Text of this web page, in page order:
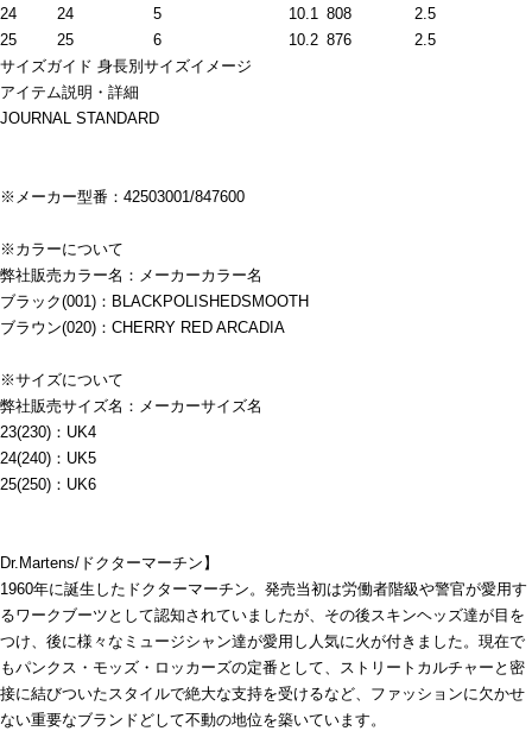
24
24 5 10.1 808
2.5
25
25 6 10.2 876
2.5
サイズガイド 身長別サイズイメージ
アイテム説明・詳細
JOURNAL STANDARD
※メーカー型番：42503001/847600
※カラーについて
弊社販売カラー名：メーカーカラー名
ブラック(001)：BLACKPOLISHEDSMOOTH
ブラウン(020)：CHERRY RED ARCADIA
※サイズについて
弊社販売サイズ名：メーカーサイズ名
23(230)：UK4
24(240)：UK5
25(250)：UK6
Dr.Martens/ドクターマーチン】
1960年に誕生したドクターマーチン。発売当初は労働者階級や警官が愛用す
るワークブーツとして認知されていましたが、その後スキンヘッズ達が目を
つけ、後に様々なミュージシャン達が愛用し人気に火が付きました。現在で
もパンクス・モッズ・ロッカーズの定番として、ストリートカルチャーと密
接に結びついたスタイルで絶大な支持を受けるなど、ファッションに欠かせ
ない重要なブランドどして不動の地位を築いています。